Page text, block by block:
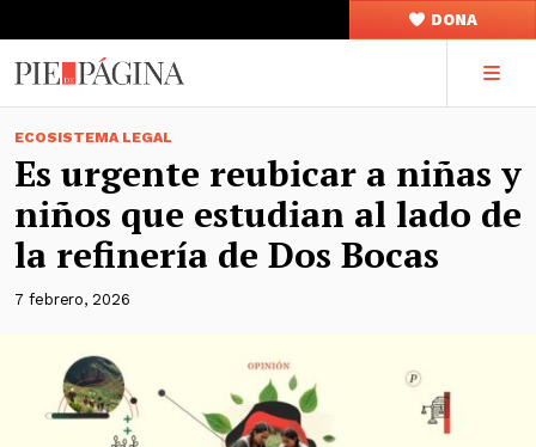
DONA
ECOSISTEMA LEGAL
Es urgente reubicar a niñas y
niños que estudian al lado de
la refinería de Dos Bocas
7 febrero, 2026